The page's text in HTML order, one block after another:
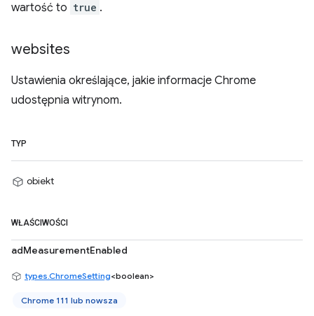
wartość to true .
websites
Ustawienia określające, jakie informacje Chrome
udostępnia witrynom.
TYP
obiekt
WŁAŚCIWOŚCI
adMeasurementEnabled
types.ChromeSetting<boolean>
Chrome 111 lub nowsza